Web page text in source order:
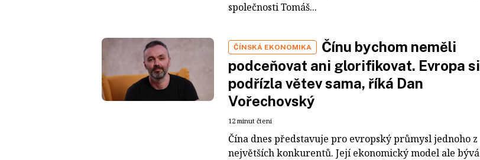
společnosti Tomáš...
ČÍNSKÁ EKONOMIKA
Čínu bychom neměli
podceňovat ani glorifikovat. Evropa si
podřízla větev sama, říká Dan
Vořechovský
12 minut čtení
Čína dnes představuje pro evropský průmysl jednoho z
největších konkurentů. Její ekonomický model ale bývá